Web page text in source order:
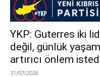
YKP: Guterres iki
değil, günlük
artırıcı önlem
31/07/2026